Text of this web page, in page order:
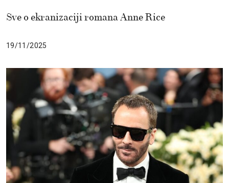
Sve o ekranizaciji romana Anne Rice
19/11/2025